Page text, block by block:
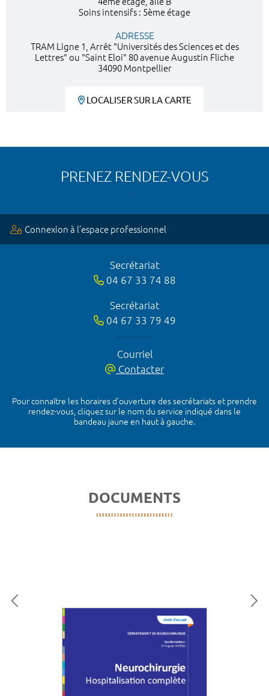
Soins intensifs : 5ème étage
ADRESSE
TRAM Ligne 1, Arrêt "Universités des Sciences et des
Lettres" ou "Saint Eloi" 80 avenue Augustin Fliche
34090 Montpellier
LOCALISER SUR LA CARTE
PRENEZ RENDEZ-VOUS
Connexion à l’espace professionnel
Secrétariat
04 67 33 74 88
Secrétariat
04 67 33 79 49
Courriel
Contacter
Pour connaître les horaires d’ouverture des secrétariats et prendre
rendez-vous, cliquez sur le nom du service indiqué dans le
bandeau jaune en haut à gauche.
DOCUMENTS